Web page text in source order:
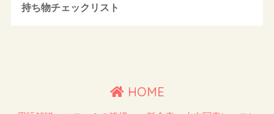
持ち物チェックリスト
HOME